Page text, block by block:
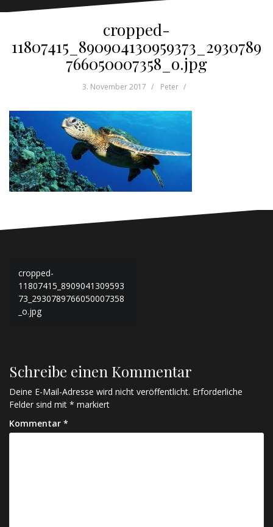
cropped-
11807415_890904130959373_2930789
766050007358_o.jpg
3. November 2017 Peter
Beitragsnavigation
cropped-
11807415_8909041309593
73_2930789766050007358
_o.jpg
Schreibe einen Kommentar
Deine E-Mail-Adresse wird nicht veröffentlicht. Erforderliche
Felder sind mit * markiert
Kommentar *